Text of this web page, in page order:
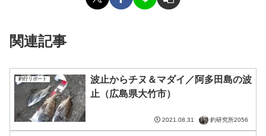
関連記事
釣行リポート
波止からチヌ＆マダイ／阿多田島の波
止（広島県大竹市）
2021.08.31 釣研究所2056